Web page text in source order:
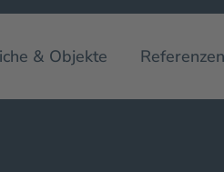
& Objekte Referenzen